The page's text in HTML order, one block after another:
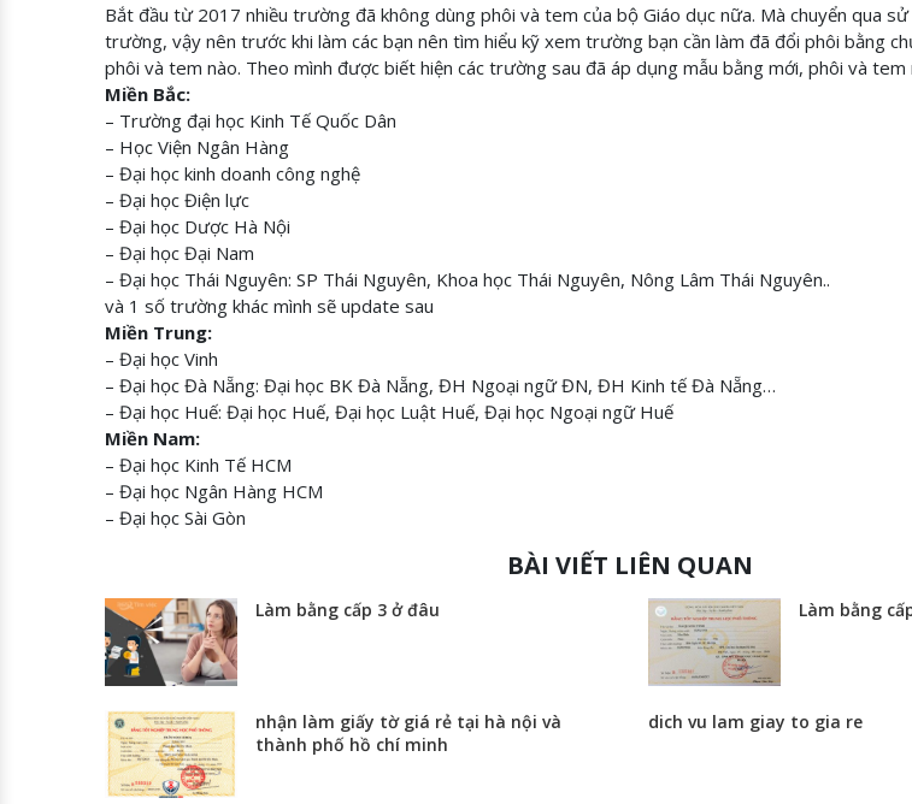
Bắt đầu từ 2017 nhiều trường đã không dùng phôi và tem của bộ Giáo dục nữa. Mà chuyển qua
trường, vậy nên trước khi làm các bạn nên tìm hiểu kỹ xem trường bạn cần làm đã đổi phôi bằng
phôi và tem nào. Theo mình được biết hiện các trường sau đã áp dụng mẫu bằng mới, phôi và
Miền Bắc:
– Trường đại học Kinh Tế Quốc Dân
– Học Viện Ngân Hàng
– Đại học kinh doanh công nghệ
– Đại học Điện lực
– Đại học Dược Hà Nội
– Đại học Đại Nam
– Đại học Thái Nguyên: SP Thái Nguyên, Khoa học Thái Nguyên, Nông Lâm Thái Nguyên..
và 1 số trường khác mình sẽ update sau
Miền Trung:
– Đại học Vinh
– Đại học Đà Nẵng: Đại học BK Đà Nẵng, ĐH Ngoại ngữ ĐN, ĐH Kinh tế Đà Nẵng…
– Đại học Huế: Đại học Huế, Đại học Luật Huế, Đại học Ngoại ngữ Huế
Miền Nam:
– Đại học Kinh Tế HCM
– Đại học Ngân Hàng HCM
– Đại học Sài Gòn
BÀI VIẾT LIÊN QUAN
Làm bằng cấp 3 ở đâu Làm bằng
nhận làm giấy tờ giá rẻ tại hà nội và
thành phố hồ chí minh
dich vu lam giay to gia re